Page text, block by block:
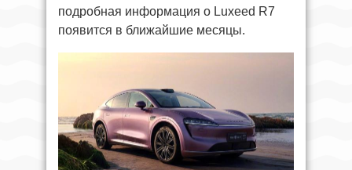
подробная информация о Luxeed R7
появится в ближайшие месяцы.